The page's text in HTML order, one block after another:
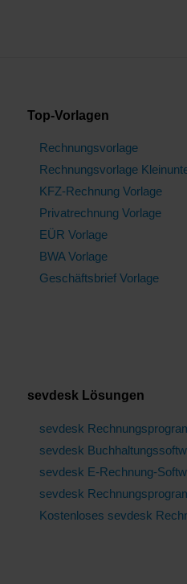
Top-Vorlagen
Rechnungsvorlage
Rechnungsvorlage
KFZ-Rechnung Vorlage
Privatrechnung Vorlage
EÜR Vorlage
BWA Vorlage
Geschäftsbrief Vorlage
sevdesk Lösungen
sevdesk
sevdesk
sevdesk E-Rechnung-
sevdesk
Kostenloses sevdesk